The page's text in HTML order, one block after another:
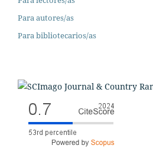
Para autores/as
Para bibliotecarios/as